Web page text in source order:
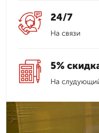
24/7
На связи
5%
На